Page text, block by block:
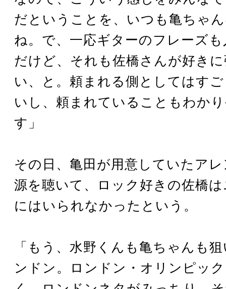
だということを、いつも亀ちゃ
ね。で、一応ギターのフレーズ
だけど、それも佐橋さんが好き
い、と。頼まれる側としてはす
いし、頼まれていることもわか
す」
その日、亀田が用意していたア
源を聴いて、ロック好きの佐橋
にはいられなかったという。
「もう、水野くんも亀ちゃんも
ンドン。ロンドン・オリンピッ